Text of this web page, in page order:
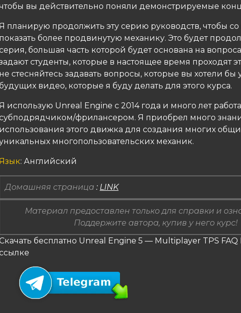
вы действительно поняли демонстрируемые
планирую продолжить эту серию руководств, чтобы
показать более продвинутую механику. Это будет
большая часть которой будет основана на
студенты, которые в настоящее время проходят
не стесняйтесь задавать вопросы, которые вы хотели бы
видео, которые я буду делать для этого курса.
использую Unreal Engine с 2014 года и много лет
фрилансером. Я приобрел много
использования этого движка для создания многих
многопользовательских механик.
: Английский
Домашняя страница : LINK
Материал предоставлен только для справки и
Поддержите автора, купив у него курс!
бесплатно Unreal Engine 5 — Multiplayer TPS